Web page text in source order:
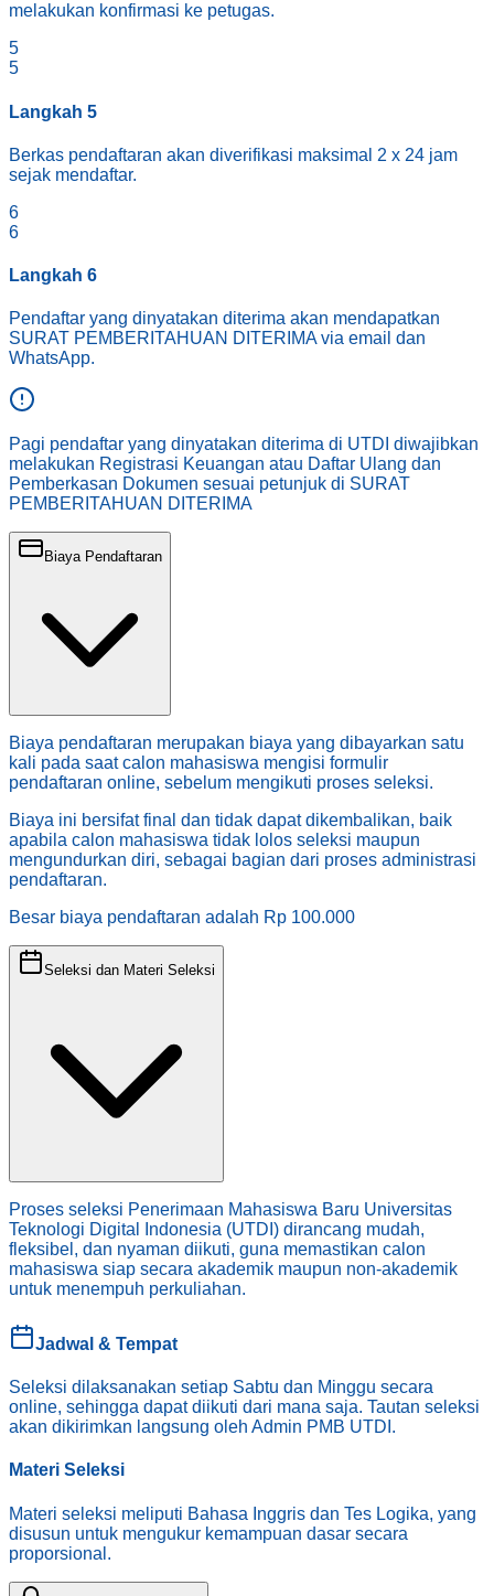
melakukan konfirmasi ke petugas.
5
5
Langkah 5
Berkas pendaftaran akan diverifikasi maksimal 2 x 24 jam
sejak mendaftar.
6
6
Langkah 6
Pendaftar yang dinyatakan diterima akan mendapatkan
SURAT PEMBERITAHUAN DITERIMA via email dan
WhatsApp.
Pagi pendaftar yang dinyatakan diterima di UTDI diwajibkan
melakukan Registrasi Keuangan atau Daftar Ulang dan
Pemberkasan Dokumen sesuai petunjuk di SURAT
PEMBERITAHUAN DITERIMA
Biaya Pendaftaran
Biaya pendaftaran merupakan biaya yang dibayarkan satu
kali pada saat calon mahasiswa mengisi formulir
pendaftaran online, sebelum mengikuti proses seleksi.
Biaya ini bersifat final dan tidak dapat dikembalikan, baik
apabila calon mahasiswa tidak lolos seleksi maupun
mengundurkan diri, sebagai bagian dari proses administrasi
pendaftaran.
Besar biaya pendaftaran adalah Rp 100.000
Seleksi dan Materi Seleksi
Proses seleksi Penerimaan Mahasiswa Baru Universitas
Teknologi Digital Indonesia (UTDI) dirancang mudah,
fleksibel, dan nyaman diikuti, guna memastikan calon
mahasiswa siap secara akademik maupun non-akademik
untuk menempuh perkuliahan.
Jadwal & Tempat
Seleksi dilaksanakan setiap Sabtu dan Minggu secara
online, sehingga dapat diikuti dari mana saja. Tautan seleksi
akan dikirimkan langsung oleh Admin PMB UTDI.
Materi Seleksi
Materi seleksi meliputi Bahasa Inggris dan Tes Logika, yang
disusun untuk mengukur kemampuan dasar secara
proporsional.